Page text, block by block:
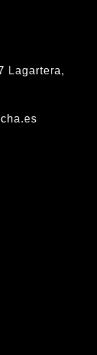
Lagartera,